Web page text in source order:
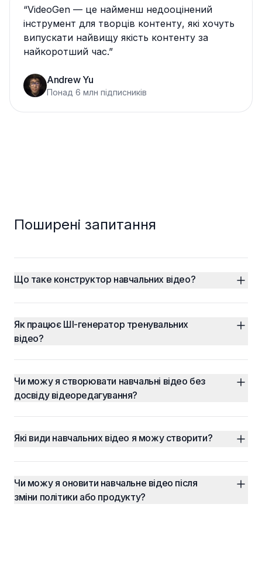
“VideoGen — це найменш недооцінений
інструмент для творців контенту, які хочуть
випускати найвищу якість контенту за
найкоротший час.”
Andrew Yu
Понад 6 млн підписників
Поширені запитання
Що таке конструктор навчальних відео?
Як працює ШІ-генератор тренувальних
відео?
Чи можу я створювати навчальні відео без
досвіду відеоредагування?
Які види навчальних відео я можу створити?
Чи можу я оновити навчальне відео після
зміни політики або продукту?